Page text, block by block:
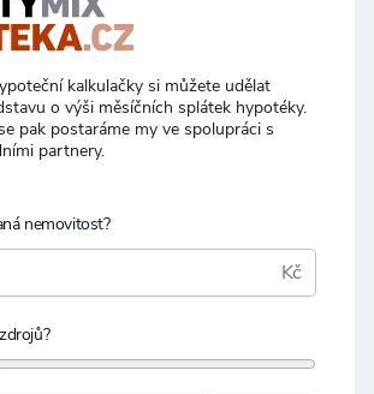
kalkulačky si můžete udělat
o výši měsíčních splátek hypotéky.
pak postaráme my ve spolupráci s
partnery.
nemovitost?
Kč